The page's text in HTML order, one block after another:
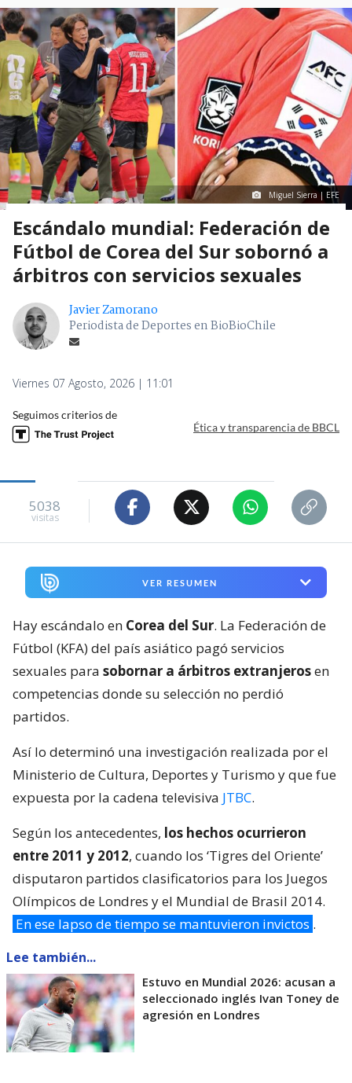
Miguel Sierra | EFE
Escándalo mundial: Federación de
Fútbol de Corea del Sur sobornó a
árbitros con servicios sexuales
Javier Zamorano
Periodista de Deportes en BioBioChile
Viernes 07 Agosto, 2026 | 11:01
Seguimos criterios de
Ética y transparencia de BBCL
5038
visitas
VER RESUMEN
Hay escándalo en Corea del Sur. La Federación de
Fútbol (KFA) del país asiático pagó servicios
sexuales para sobornar a árbitros extranjerosen
competencias donde su selección no perdió
partidos.
Así lo determinó una investigación realizada por el
Ministerio de Cultura, Deportes y Turismo y que fue
expuesta por la cadena televisiva JTBC.
Según los antecedentes, los hechos ocurrieron
entre 2011 y 2012, cuando los ‘Tigres del Oriente’
disputaron partidos clasificatorios para los Juegos
Olímpicos de Londres y el Mundial de Brasil 2014.
En ese lapso de tiempo se mantuvieron invictos .
Lee también...
Estuvo en Mundial 2026: acusan a
seleccionado inglés Ivan Toney de
agresión en Londres